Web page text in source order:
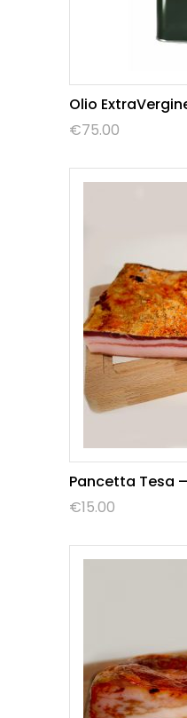
Olio
€75.00
Pancetta Tesa
€15.00